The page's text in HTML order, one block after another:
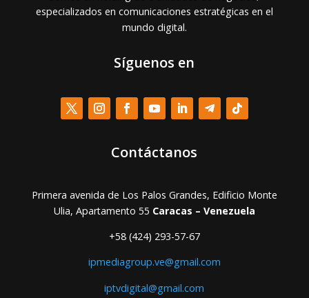
especializados en comunicaciones estratégicas en el
mundo digital.
Síguenos en
Contáctanos
Primera avenida de Los Palos Grandes, Edificio Monte
Ulia, Apartamento 55 Caracas – Venezuela
+58 (424) 293-57-67
ipmediagroup.ve@gmail.com
iptvdigital@gmail.com